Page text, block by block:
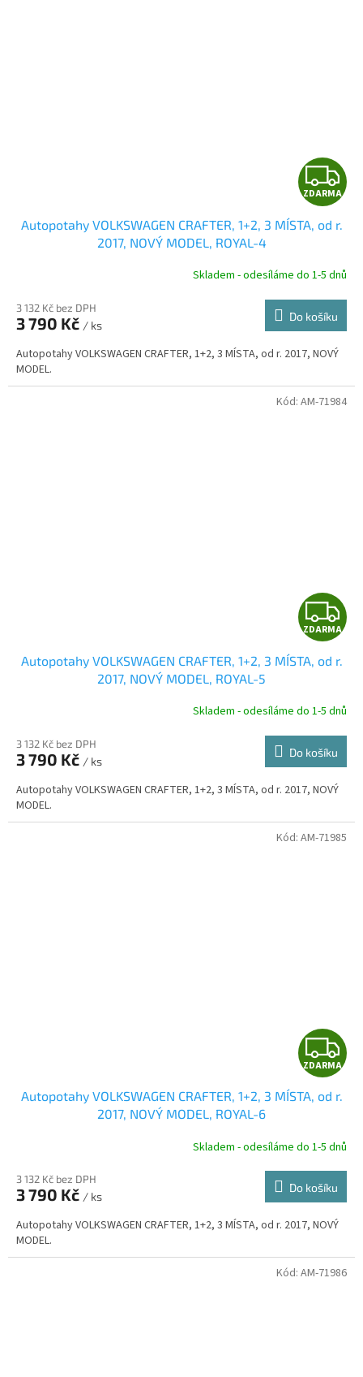
Z
D
R
ZDARMA
Autopotahy VOLKSWAGEN CRAFTER, 1+2, 3 MÍSTA, od r.
2017, NOVÝ MODEL, ROYAL-4
Skladem - odesíláme do 1-5 dnů
3 132 Kč bez DPH
3 790 Kč / ks
Do košíku
Autopotahy VOLKSWAGEN CRAFTER, 1+2, 3 MÍSTA, od r. 2017, NOVÝ
MODEL.
Z
D
R
ZDARMA
Autopotahy VOLKSWAGEN CRAFTER, 1+2, 3 MÍSTA, od r.
2017, NOVÝ MODEL, ROYAL-5
Skladem - odesíláme do 1-5 dnů
3 132 Kč bez DPH
3 790 Kč / ks
Do košíku
Autopotahy VOLKSWAGEN CRAFTER, 1+2, 3 MÍSTA, od r. 2017, NOVÝ
MODEL.
Kód: AM-71984
Z
D
R
ZDARMA
Autopotahy VOLKSWAGEN CRAFTER, 1+2, 3 MÍSTA, od r.
2017, NOVÝ MODEL, ROYAL-6
Skladem - odesíláme do 1-5 dnů
3 132 Kč bez DPH
3 790 Kč / ks
Do košíku
Autopotahy VOLKSWAGEN CRAFTER, 1+2, 3 MÍSTA, od r. 2017, NOVÝ
MODEL.
Kód: AM-71985
Kód: AM-71986